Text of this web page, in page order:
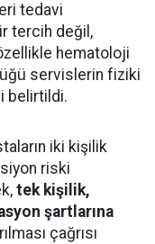
tedavi
tercih değil,
hematoloji
servislerin fiziki
belirtildi.
iki kişilik
riski
tek kişilik,
şartlarına
çağrısı